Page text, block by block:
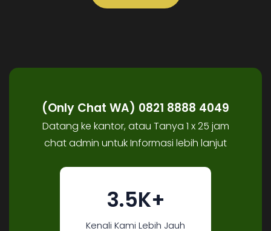
(Only Chat WA) 0821 8888 4049
Datang ke kantor, atau Tanya 1 x 25 jam
chat admin untuk Informasi lebih lanjut
3.5K+
Kenali Kami Lebih Jauh